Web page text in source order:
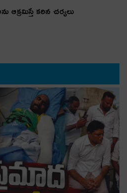
ఆక్రమిస్తే కఠిన చర్యలు